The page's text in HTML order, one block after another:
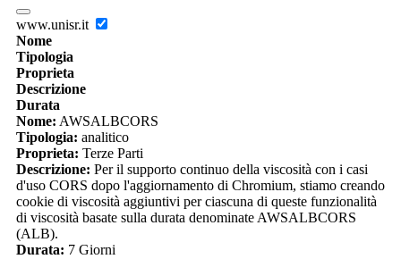
www.unisr.it
Nome
Tipologia
Proprieta
Descrizione
Durata
Nome: AWSALBCORS
Tipologia: analitico
Proprieta: Terze Parti
Descrizione: Per il supporto continuo della viscosità con i casi
d'uso CORS dopo l'aggiornamento di Chromium, stiamo creando
cookie di viscosità aggiuntivi per ciascuna di queste funzionalità
di viscosità basate sulla durata denominate AWSALBCORS
(ALB).
Durata: 7 Giorni